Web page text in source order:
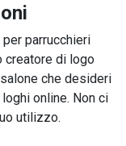
parrucchieri
creatore di logo
che desideri
online. Non ci
utilizzo.